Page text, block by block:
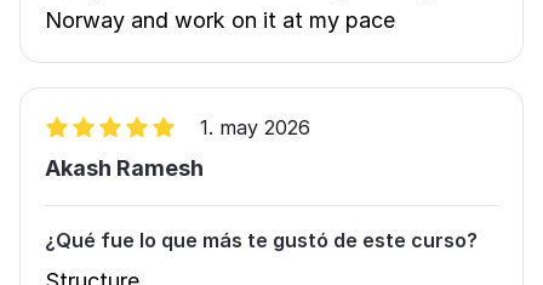
Norway and work on it at my pace
1. may 2026
Akash Ramesh
¿Qué fue lo que más te gustó de este curso?